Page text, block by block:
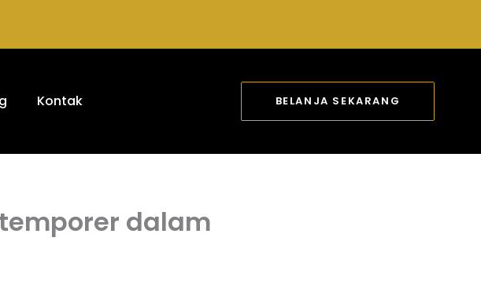
Kontak BELANJA SEKARANG
dalam